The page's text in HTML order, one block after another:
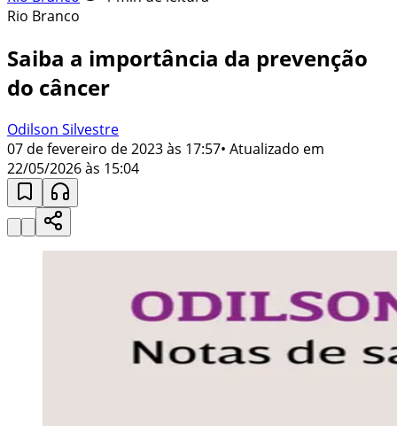
Rio Branco
Saiba a importância da prevenção
do câncer
Odilson Silvestre
07 de fevereiro de 2023 às 17:57• Atualizado em
22/05/2026 às 15:04